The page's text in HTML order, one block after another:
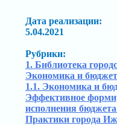
Дата реализации:
5.04.2021
Рубрики:
1. Библиотека
Экономика и бюджет
1.1. Экономика и
Эффективное
исполнения бюджета
Практики города